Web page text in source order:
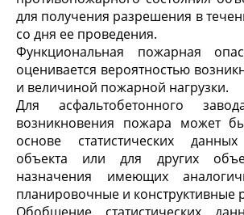
для получения разрешения в
со дня ее проведения.
Функциональная пожарная
оценивается вероятностью
и величиной пожарной нагрузки.
Для асфальтобетонного
возникновения пожара может
основе статистических
объекта или для других
назначения имеющих
планировочные и конструктивные